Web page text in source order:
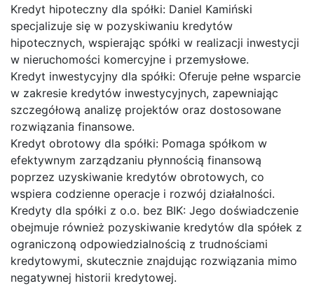
Kredyt hipoteczny dla spółki: Daniel Kamiński
specjalizuje się w pozyskiwaniu kredytów
hipotecznych, wspierając spółki w realizacji inwestycji
w nieruchomości komercyjne i przemysłowe.
Kredyt inwestycyjny dla spółki: Oferuje pełne wsparcie
w zakresie kredytów inwestycyjnych, zapewniając
szczegółową analizę projektów oraz dostosowane
rozwiązania finansowe.
Kredyt obrotowy dla spółki: Pomaga spółkom w
efektywnym zarządzaniu płynnością finansową
poprzez uzyskiwanie kredytów obrotowych, co
wspiera codzienne operacje i rozwój działalności.
Kredyty dla spółki z o.o. bez BIK: Jego doświadczenie
obejmuje również pozyskiwanie kredytów dla spółek z
ograniczoną odpowiedzialnością z trudnościami
kredytowymi, skutecznie znajdując rozwiązania mimo
negatywnej historii kredytowej.